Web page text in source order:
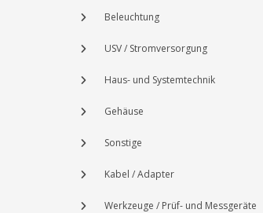
Beleuchtung
USV / Stromversorgung
Haus- und Systemtechnik
Gehäuse
Sonstige
Kabel / Adapter
Werkzeuge / Prüf- und Messgeräte